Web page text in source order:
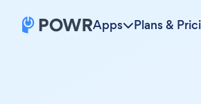
Apps Plans &